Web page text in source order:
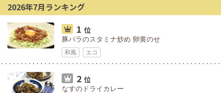
2026年7月ランキング
1 位
豚バラのスタミナ炒め 卵黄のせ
和風 エコ
2 位
なすのドライカレー